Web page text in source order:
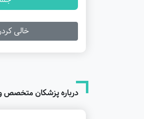
خالی
درباره پزشکان متخصص